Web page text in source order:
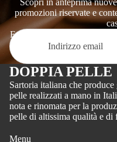
Scopri in anteprima
promozioni riservate e
Email
DOPPIA PELLE
Sartoria italiana che
pelle realizzati a mano in
nota e rinomata per la
pelle di altissima qualità e di
Menu